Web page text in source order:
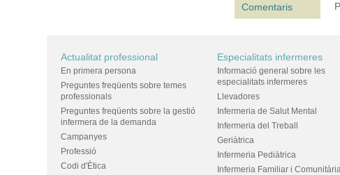
Comentaris
Actualitat professional
En primera persona
Preguntes freqüents sobre temes
professionals
Preguntes freqüents sobre la gestió
infermera de la demanda
Campanyes
Professió
Codi d'Ètica
Especialitats infermeres
Informació general sobre les
especialitats infermeres
Llevadores
Infermeria de Salut Mental
Infermeria del Treball
Geriàtrica
Infermeria Pediàtrica
Infermeria Familiar i